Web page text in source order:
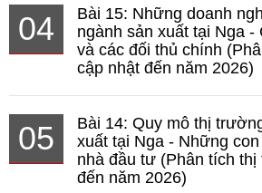
04
Bài 15: Những doanh
ngành sản xuất tại Nga
và các đối thủ chính
cập nhật đến năm 2026)
05
Bài 14: Quy mô thị
xuất tại Nga - Những
nhà đầu tư (Phân tích
đến năm 2026)